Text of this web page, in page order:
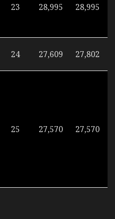
23 28,995 28,995
24 27,609 27,802
25 27,570 27,570